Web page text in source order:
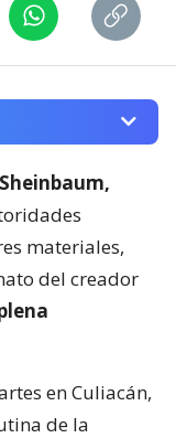
materiales,
del creador
en Culiacán,
de la